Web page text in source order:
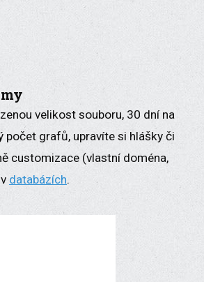
velikost souboru, 30 dní na
počet grafů, upravíte si hlášky či
customizace (vlastní doména,
databázích.